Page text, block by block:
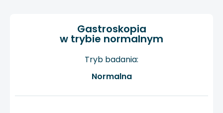
Gastroskopia
w trybie normalnym
Tryb badania:
Normalna